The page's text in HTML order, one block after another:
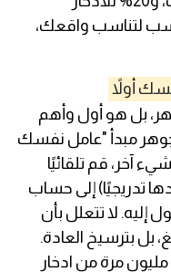
لتناسب واقعك،
بل هو أول وأهم
مبدأ "عامل نفسك
آخر، قم تلقائيًا
محددة (ابدأ بـ 10% وزِدها تدريجيًا) إلى حساب
إليه. لا تتعلل بأن
بل بترسيخ العادة.
مليون مرة من ادخار